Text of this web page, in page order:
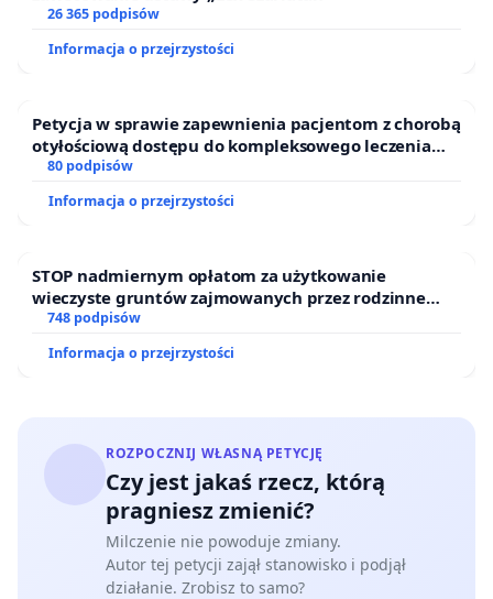
26 365 podpisów
Informacja o przejrzystości
Petycja w sprawie zapewnienia pacjentom z chorobą
otyłościową dostępu do kompleksowego leczenia
oraz programów profilaktycznych.
80 podpisów
Informacja o przejrzystości
STOP nadmiernym opłatom za użytkowanie
wieczyste gruntów zajmowanych przez rodzinne
ogrody działkowe.
748 podpisów
Informacja o przejrzystości
ROZPOCZNIJ WŁASNĄ PETYCJĘ
Czy jest jakaś rzecz, którą
pragniesz zmienić?
Milczenie nie powoduje zmiany.
Autor tej petycji zajął stanowisko i podjął
działanie. Zrobisz to samo?